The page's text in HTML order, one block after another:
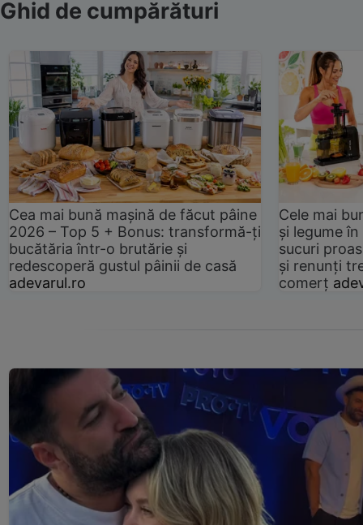
Ghid de cumpărături
Cea mai bună mașină de făcut pâine
2026 – Top 5 + Bonus: transformă-ți
bucătăria într-o brutărie și
redescoperă gustul pâinii de casă
adevarul.ro
Cele mai
și legume
sucuri
și renunți
comerț